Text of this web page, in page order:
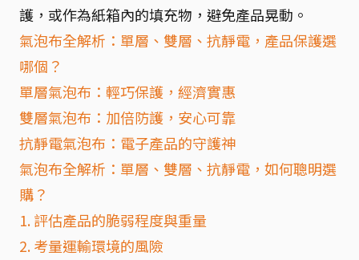
護，或作為紙箱內的填充物，避免產品晃動。
氣泡布全解析：單層、雙層、抗靜電，產品保護選
哪個？
單層氣泡布：輕巧保護，經濟實惠
雙層氣泡布：加倍防護，安心可靠
抗靜電氣泡布：電子產品的守護神
氣泡布全解析：單層、雙層、抗靜電，如何聰明選
購？
1. 評估產品的脆弱程度與重量
2. 考量運輸環境的風險